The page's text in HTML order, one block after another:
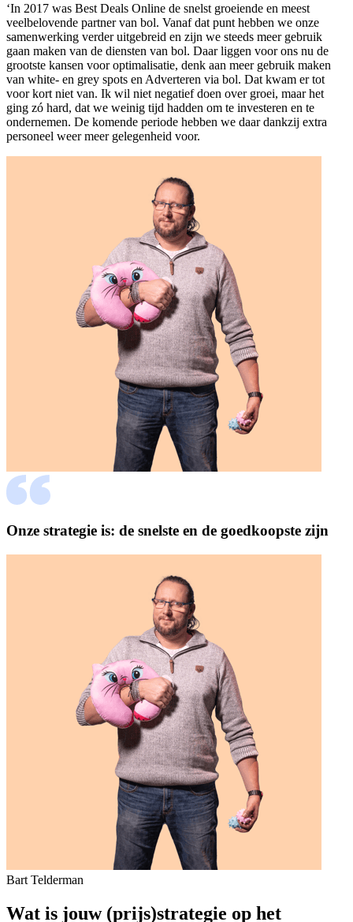
‘In 2017 was Best Deals Online de snelst groeiende en meest
veelbelovende partner van bol. Vanaf dat punt hebben we onze
samenwerking verder uitgebreid en zijn we steeds meer gebruik
gaan maken van de diensten van bol. Daar liggen voor ons nu de
grootste kansen voor optimalisatie, denk aan meer gebruik maken
van white- en grey spots en Adverteren via bol. Dat kwam er tot
voor kort niet van. Ik wil niet negatief doen over groei, maar het
ging zó hard, dat we weinig tijd hadden om te investeren en te
ondernemen. De komende periode hebben we daar dankzij extra
personeel weer meer gelegenheid voor.
Onze strategie is: de snelste en de goedkoopste zijn
Bart Telderman
Wat is jouw (prijs)strategie op het